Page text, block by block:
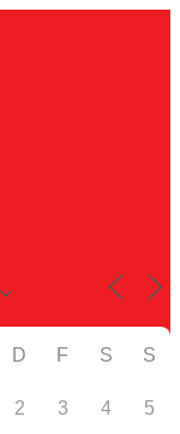
D F S S
2 3 4 5